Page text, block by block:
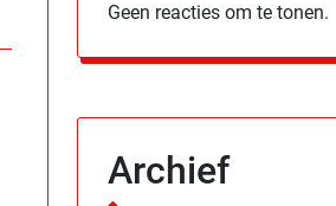
Geen reacties om te tonen.
Archief